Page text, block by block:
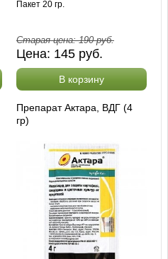
Пакет 20 гр.
Старая цена:190руб.
Цена: 145 руб.
В корзину
Препарат Актара, ВДГ (4
гр)